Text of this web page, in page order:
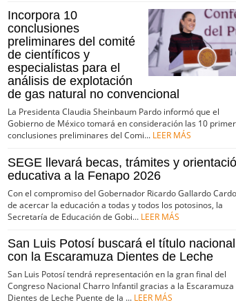
Incorpora 10
conclusiones
preliminares del comité
de científicos y
especialistas para el
análisis de explotación
de gas natural no convencional
La Presidenta Claudia Sheinbaum Pardo informó que el
Gobierno de México tomará en consideración las 10
conclusiones preliminares del Comi... LEER MÁS
SEGE llevará becas, trámites y
educativa a la Fenapo 2026
Con el compromiso del Gobernador Ricardo Gallardo
de acercar la educación a todas y todos los potosinos, la
Secretaría de Educación de Gobi... LEER MÁS
San Luis Potosí buscará el título nacional
con la Escaramuza Dientes de Leche
San Luis Potosí tendrá representación en la gran final del
Congreso Nacional Charro Infantil gracias a la Escaramuza
Dientes de Leche Puente de la ... LEER MÁS